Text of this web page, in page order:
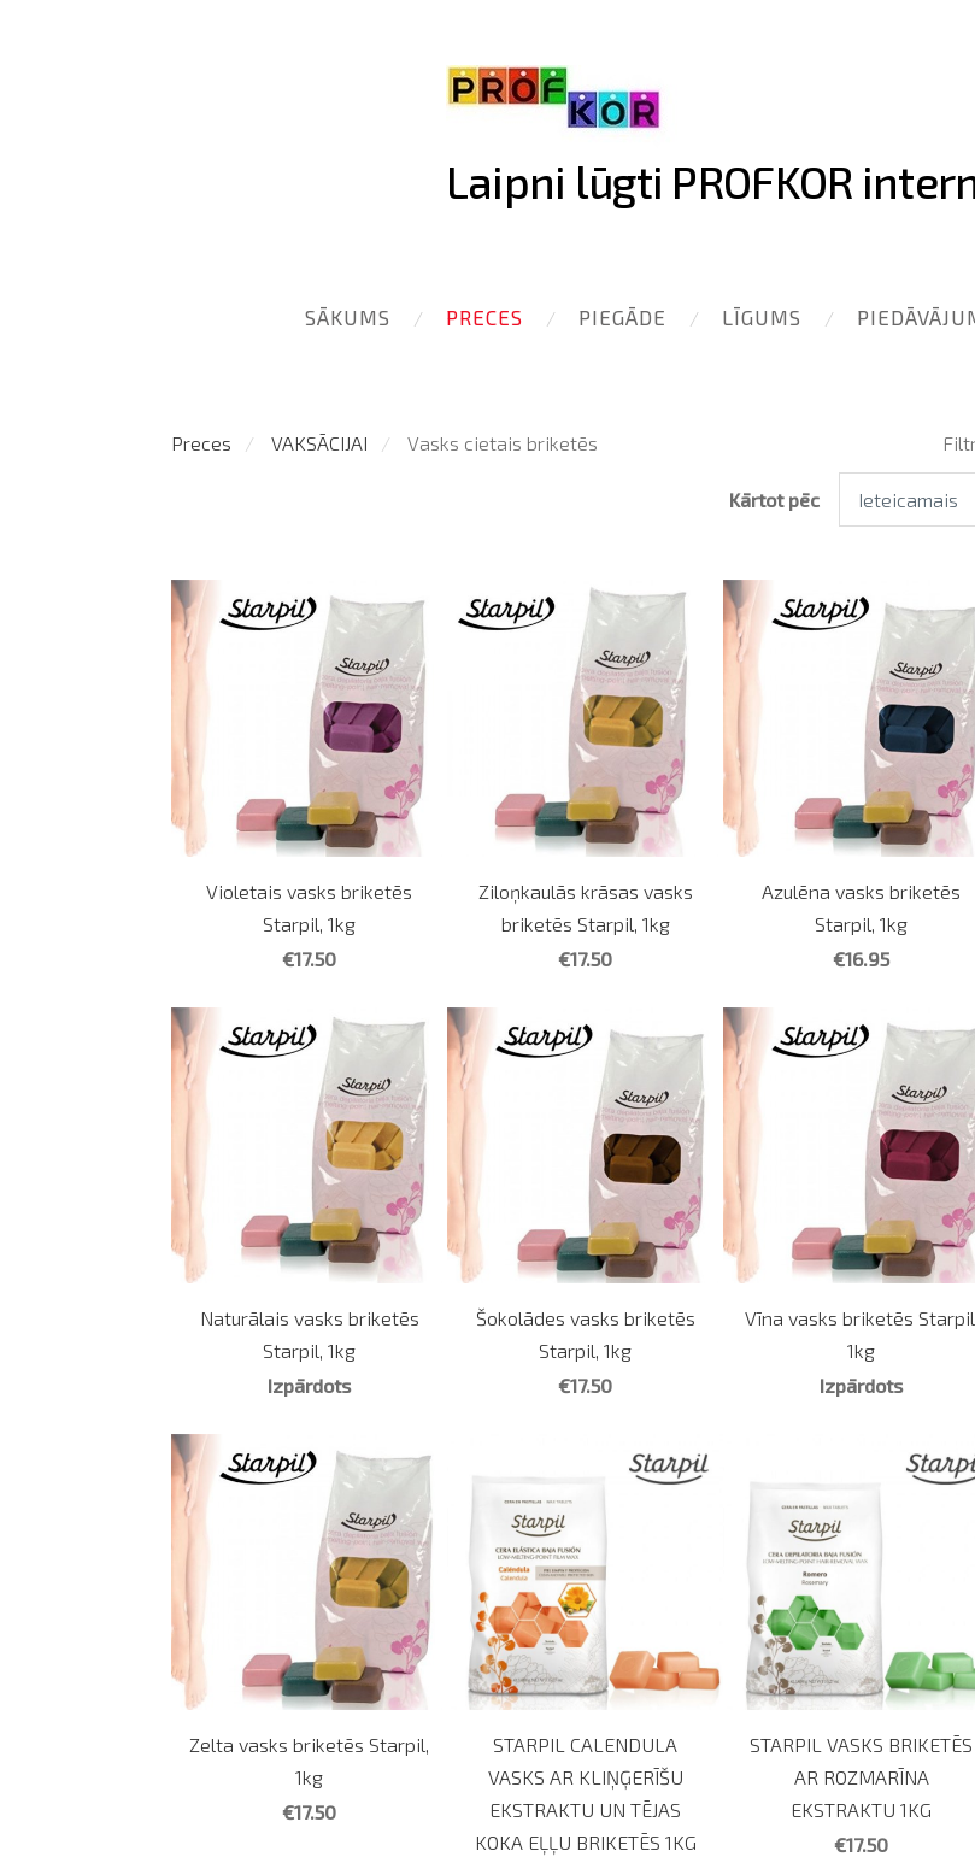
Laipni lūgti PROFKOR
SĀKUMS PRECES PIEGĀDE LĪGUMS
Preces VAKSĀCIJAI Vasks cietais briketēs
Kārtot pēc
Violetais vasks briketēs
Starpil, 1kg
€17.50
Ziloņkaulās krāsas vasks
briketēs Starpil, 1kg
€17.50
Azulēna vasks briketēs
Starpil, 1kg
€16.95
Naturālais vasks briketēs
Starpil, 1kg
Izpārdots
Šokolādes vasks briketēs
Starpil, 1kg
€17.50
Vīna vasks briketēs Starpil,
1kg
Izpārdots
Zelta vasks briketēs Starpil,
1kg
€17.50
STARPIL CALENDULA
VASKS AR KLIŅĢERĪŠU
EKSTRAKTU UN TĒJAS
KOKA EĻĻU BRIKETĒS 1KG
STARPIL VASKS BRIKETĒS
AR ROZMARĪNA
EKSTRAKTU 1KG
€17.50